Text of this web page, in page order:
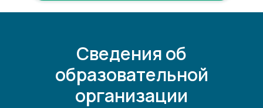
Сведения об
образовательной
организации